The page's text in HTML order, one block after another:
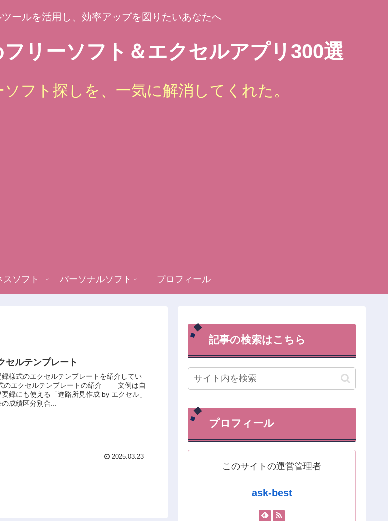
ールを活用し、効率アップを図りたいあなたへ
リーソフト＆エクセルアプリ300選
フト探しを、一気に解消してくれた。
スソフト パーソナルソフト プロフィール
セルテンプレート
様式のエクセルテンプレートを紹介してい
のエクセルテンプレートの紹介 文例は自
録にも使える「進路所見作成 by エクセル」
成績区分別合...
2025.03.23
記事の検索はこちら
プロフィール
このサイトの運営管理者
ask-best